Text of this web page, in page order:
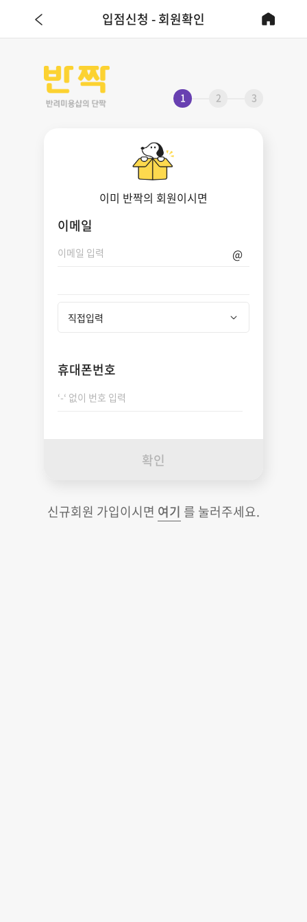
입점신청 - 회원확인
1 2 3
이미 반짝의 회원이시면
이메일
@
휴대폰번호
확인
신규회원 가입이시면 여기 를 눌러주세요.